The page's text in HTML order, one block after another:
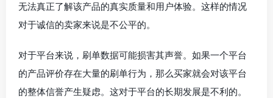
无法真正了解该产品的真实质量和用户体验。这样的情况
对于诚信的卖家来说是不公平的。
对于平台来说，刷单数据可能损害其声誉。如果一个平台
的产品评价存在大量的刷单行为，那么买家就会对该平台
的整体信誉产生疑虑。这对于平台的长期发展是不利的。